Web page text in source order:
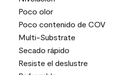
Poco olor
Poco contenido de COV
Multi-Substrate
Secado rápido
Resiste el deslustre